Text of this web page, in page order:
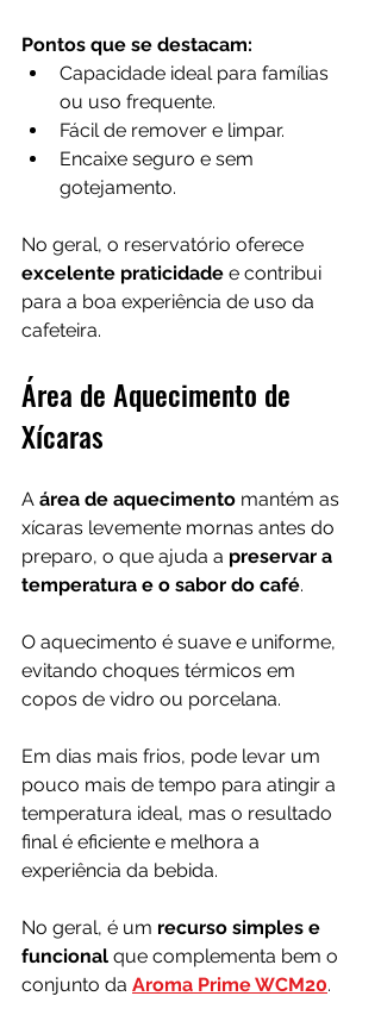
Pontos que se destacam:
Capacidade ideal para famílias
ou uso frequente.
Fácil de remover e limpar.
Encaixe seguro e sem
gotejamento.
No geral, o reservatório oferece
excelente praticidade e contribui
para a boa experiência de uso da
cafeteira.
Área de Aquecimento de
Xícaras
A área de aquecimento mantém as
xícaras levemente mornas antes do
preparo, o que ajuda a preservar a
temperatura e o sabor do café.
O aquecimento é suave e uniforme,
evitando choques térmicos em
copos de vidro ou porcelana.
Em dias mais frios, pode levar um
pouco mais de tempo para atingir a
temperatura ideal, mas o resultado
final é eficiente e melhora a
experiência da bebida.
No geral, é um recurso simples e
funcional que complementa bem o
conjunto da Aroma Prime WCM20.